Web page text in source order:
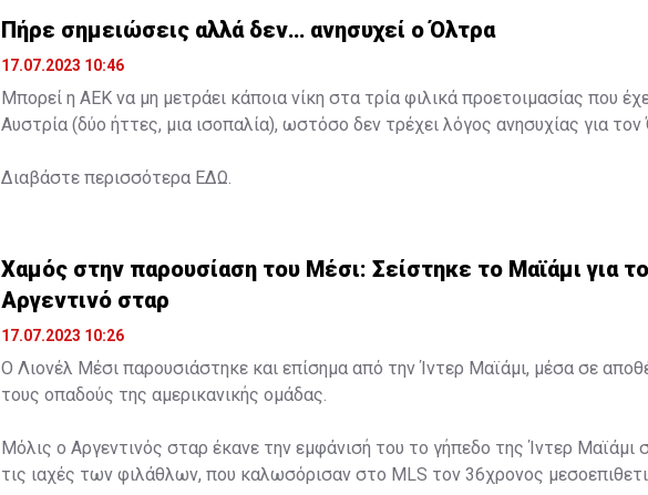
Πήρε σημειώσεις αλλά δεν… ανησυχεί ο Όλτρα
17.07.2023 10:46
Μπορεί η ΑΕΚ να μη μετράει κάποια νίκη στα τρία φιλικά προετοιμασίας που
Αυστρία (δύο ήττες, μια ισοπαλία), ωστόσο δεν τρέχει λόγος ανησυχίας για τον
Διαβάστε περισσότερα ΕΔΩ
Χαμός στην παρουσίαση του Μέσι: Σείστηκε το Μαϊάμι για
Αργεντινό σταρ
17.07.2023 10:26
Ο Λιονέλ Μέσι παρουσιάστηκε και επίσημα από την Ίντερ Μαϊάμι, μέσα σε
τους οπαδούς της αμερικανικής ομάδας.
Μόλις ο Αργεντινός σταρ έκανε την εμφάνισή του το γήπεδο της Ίντερ Μαϊάμι
τις ιαχές των φιλάθλων, που καλωσόρισαν στο MLS τον 36χρονος